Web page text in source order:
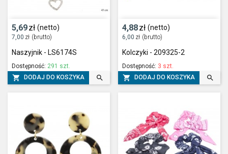
5,69zł (netto)
7,00 zł (brutto)
Naszyjnik - LS6174S
Dostępność: 291 szt.
 DODAJ DO KOSZYKA 
4,88zł (netto)
6,00 zł (brutto)
Kolczyki - 209325-2
Dostępność: 3 szt.
 DODAJ DO KOSZYKA 